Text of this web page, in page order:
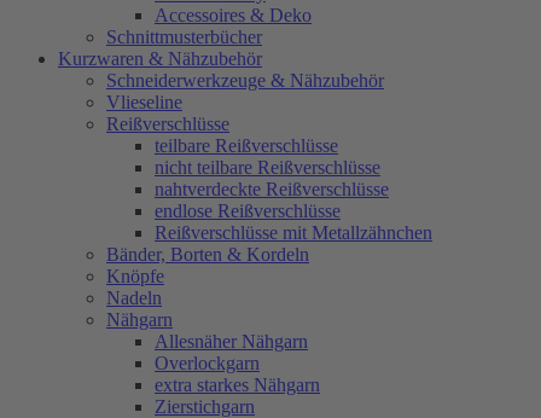
Accessoires & Deko
Schnittmusterbücher
Kurzwaren & Nähzubehör
Schneiderwerkzeuge & Nähzubehör
Vlieseline
Reißverschlüsse
teilbare Reißverschlüsse
nicht teilbare Reißverschlüsse
nahtverdeckte Reißverschlüsse
endlose Reißverschlüsse
Reißverschlüsse mit Metallzähnchen
Bänder, Borten & Kordeln
Knöpfe
Nadeln
Nähgarn
Allesnäher Nähgarn
Overlockgarn
extra starkes Nähgarn
Zierstichgarn